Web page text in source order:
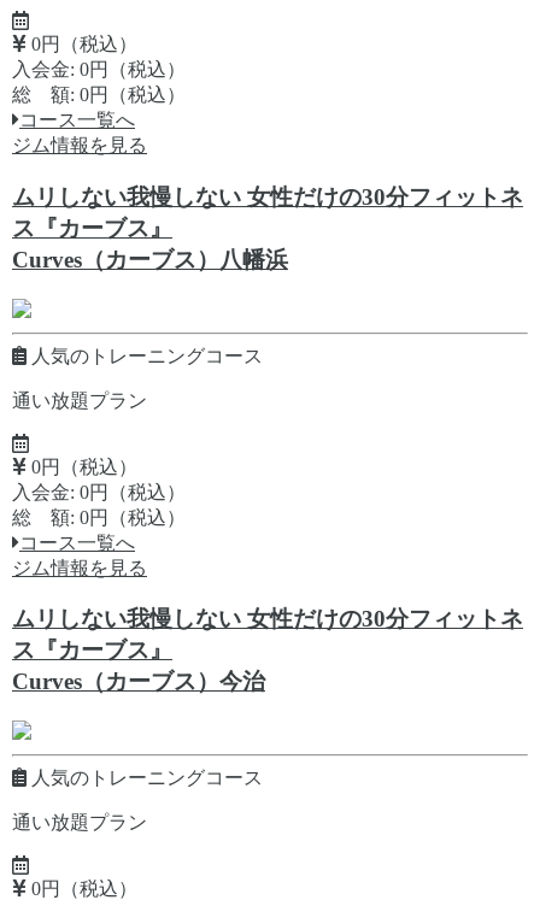
0円（税込）
入会金: 0円（税込）
総 額: 0円（税込）
コース一覧へ
ジム情報を見る
ムリしない我慢しない 女性だけの30分フィットネ
ス『カーブス』
Curves（カーブス）八幡浜
人気のトレーニングコース
通い放題プラン
0円（税込）
入会金: 0円（税込）
総 額: 0円（税込）
コース一覧へ
ジム情報を見る
ムリしない我慢しない 女性だけの30分フィットネ
ス『カーブス』
Curves（カーブス）今治
人気のトレーニングコース
通い放題プラン
0円（税込）